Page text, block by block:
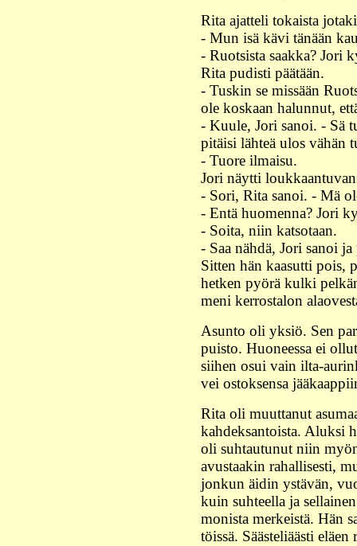
Rita ajatteli tokaista
- Mun isä kävi tänään
- Ruotsista saakka? Jori
Rita pudisti päätään.
- Tuskin se missään
ole koskaan halunnut,
- Kuule, Jori sanoi. - Sä
pitäisi lähteä ulos vähän
- Tuore ilmaisu.
Jori näytti
- Sori, Rita sanoi. - Mä
- Entä huomenna? Jori
- Soita, niin katsotaan.
- Saa nähdä, Jori sanoi
Sitten hän kaasutti pois,
hetken pyörä kulki
meni kerrostalon
Asunto oli yksiö. Sen
puisto. Huoneessa ei
siihen osui vain ilta-
vei ostoksensa
Rita oli muuttanut
kahdeksantoista. Aluksi
oli suhtautunut niin
avustaakin rahallisesti,
jonkun äidin ystävän,
kuin suhteella ja
monista merkeistä. Hän
töissä. Säästeliäästi